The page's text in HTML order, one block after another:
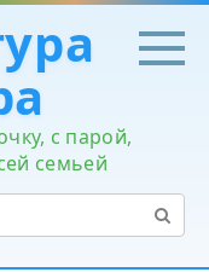
с парой,
семьей